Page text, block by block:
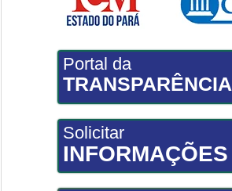
Portal da
TRANSPARÊNCIA
Solicitar
INFORMAÇÕES